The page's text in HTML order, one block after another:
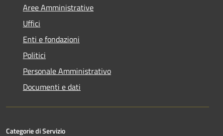
Aree Amministrative
Uffici
Enti e fondazioni
Politici
Personale Amministrativo
Documenti e dati
Categorie di Servizio